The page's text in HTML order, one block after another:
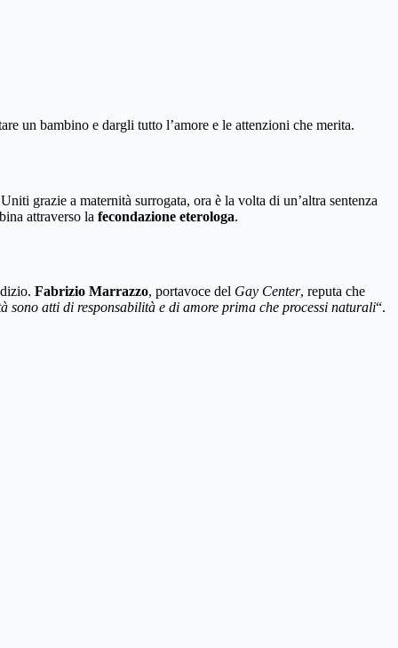
un bambino e dargli tutto l’amore e le attenzioni che merita.
grazie a maternità surrogata, ora è la volta di un’altra sentenza
attraverso la fecondazione eterologa.
Fabrizio Marrazzo, portavoce del Gay Center, reputa che
sono atti di responsabilità e di amore prima che processi naturali“.